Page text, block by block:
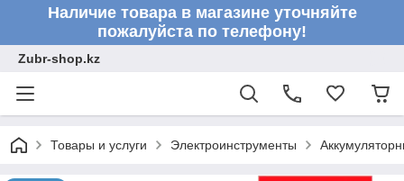
Наличие товара в магазине уточняйте
пожалуйста по телефону!
Zubr-shop.kz
Товары и услуги Электроинструменты